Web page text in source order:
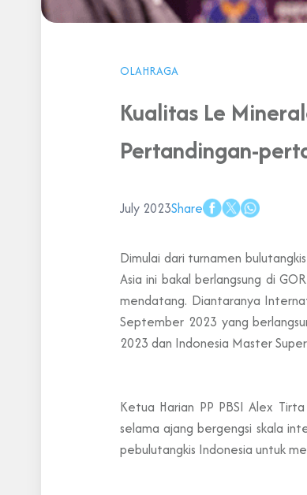
OLAHRAGA
Kualitas Le
Pertandingan-
July 2023Share
Dimulai dari turnamen
Asia ini bakal berlangsung di
mendatang. Diantaranya
September 2023 yang
2023 dan Indonesia Master
Ketua Harian PP PBSI Alex
selama ajang bergengsi skala
pebulutangkis Indonesia untuk